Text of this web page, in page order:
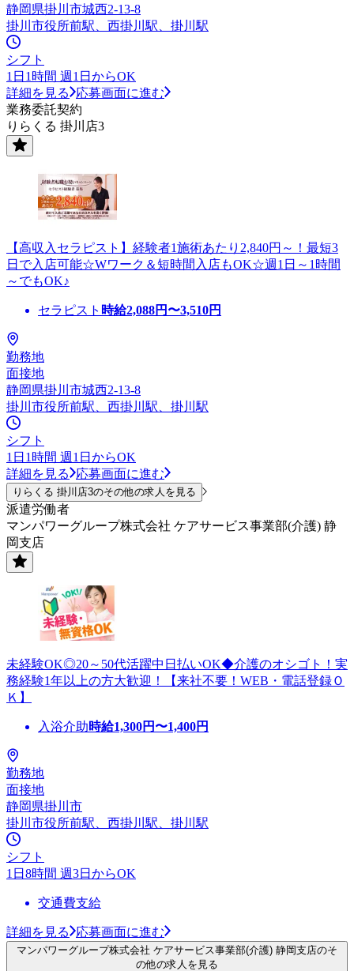
静岡県掛川市城西2-13-8
掛川市役所前駅、西掛川駅、掛川駅
シフト
1日1時間 週1日からOK
詳細を見る
応募画面に進む
業務委託契約
りらくる 掛川店3
【高収入セラピスト】経験者1施術あたり2,840円～！最短3
日で入店可能☆Wワーク＆短時間入店もOK☆週1日～1時間
～でもOK♪
セラピスト 時給2,088円〜3,510円
勤務地
面接地
静岡県掛川市城西2-13-8
掛川市役所前駅、西掛川駅、掛川駅
シフト
1日1時間 週1日からOK
詳細を見る
応募画面に進む
りらくる 掛川店3のその他の求人を見る
派遣労働者
マンパワーグループ株式会社 ケアサービス事業部(介護) 静
岡支店
未経験OK◎20～50代活躍中日払いOK◆介護のオシゴト！実
務経験1年以上の方大歓迎！【来社不要！WEB・電話登録Ｏ
Ｋ】
入浴介助時給1,300円〜1,400円
勤務地
面接地
静岡県掛川市
掛川市役所前駅、西掛川駅、掛川駅
シフト
1日8時間 週3日からOK
交通費支給
詳細を見る 応募画面に進む
マンパワーグループ株式会社 ケアサービス事業部(介護) 静岡支店のそ
の他の求人を見る